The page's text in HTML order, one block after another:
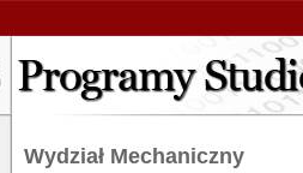
Wydział Mechaniczny